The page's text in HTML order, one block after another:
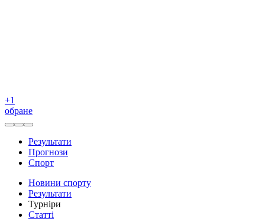
+1
обране
Результати
Прогнози
Спорт
Новини спорту
Результати
Турніри
Статті